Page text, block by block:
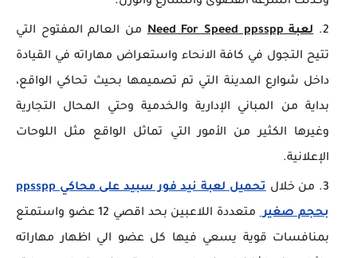
لعبة Need For Speed ppsspp
من العالم المفتوح التي
تتيح التجول في كافة الانحاء واستعراض مهاراته في القيادة
داخل شوارع المدينة التي تم تصميمها بحيث تحاكي الواقع،
بداية من المباني الإدارية والخدمية وحتي المحال التجارية
وغيرها الكثير من الأمور التي تماثل الواقع مثل اللوحات
الإعلانية.
من خلال
تحميل لعبة نيد فور سبيد على محاكي ppsspp
بحجم صغير
متعددة اللاعبين بحد اقصي 12 عضو واستمتع
بمنافسات قوية يسعي فيها كل عضو الي اظهار مهاراته